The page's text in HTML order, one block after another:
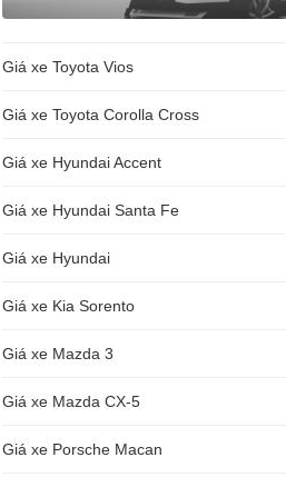
Giá xe Toyota Vios
Giá xe Toyota Corolla Cross
Giá xe Hyundai Accent
Giá xe Hyundai Santa Fe
Giá xe Hyundai
Giá xe Kia Sorento
Giá xe Mazda 3
Giá xe Mazda CX-5
Giá xe Porsche Macan